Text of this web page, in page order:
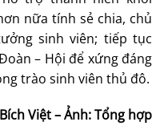
nữa tính sẻ chia, chủ
sinh viên; tiếp tục
– Hội để xứng đáng
trào sinh viên thủ đô.
Bích Việt – Ảnh: Tổng hợp